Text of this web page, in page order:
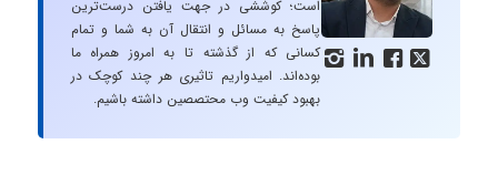
   
است؛ کوششی در جهت یافتن درست‌ترین
پاسخ به مسائل و انتقال آن به شما و تمام
کسانی که از گذشته تا به امروز همراه ما
بوده‌اند. امیدواریم تاثیری هر چند کوچک در
بهبود کیفیت وب محتصصین داشته باشیم.